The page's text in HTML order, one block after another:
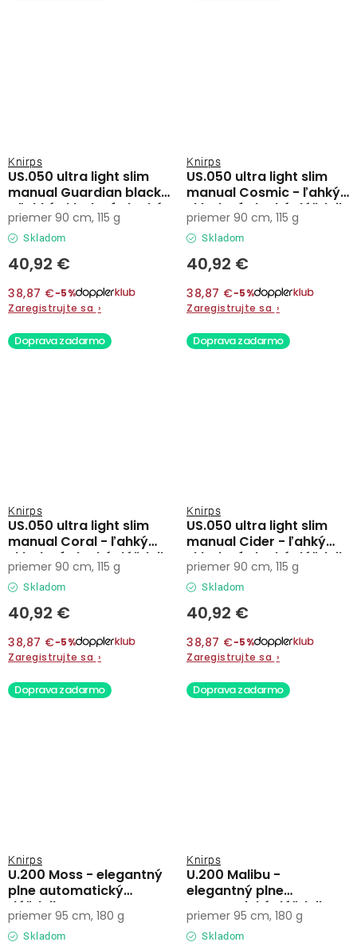
US.050 ultra light slim
manual Guardian black
- ľahký skladací plochý
dáždnik
Knirps
Skladom
40,92 €
38,87 €−5%
Zaregistrujte sa ›
priemer 90 cm, 115 g
US.050 ultra light slim
manual Cosmic - ľahký
skladací plochý dáždnik
Knirps
Skladom
40,92 €
38,87 €−5%
Zaregistrujte sa ›
priemer 90 cm, 115 g
Doprava zadarmo
US.050 ultra light slim
manual Coral - ľahký
skladací plochý dáždnik
Knirps
Skladom
40,92 €
38,87 €−5%
Zaregistrujte sa ›
priemer 90 cm, 115 g
Doprava zadarmo
US.050 ultra light slim
manual Cider - ľahký
skladací plochý dáždnik
Knirps
Skladom
40,92 €
38,87 €−5%
Zaregistrujte sa ›
priemer 90 cm, 115 g
Doprava zadarmo
U.200 Moss - elegantný
plne automatický
dáždnik
Knirps
Skladom
priemer 95 cm, 180 g
Doprava zadarmo
U.200 Malibu -
elegantný plne
automatický dáždnik
Knirps
Skladom
priemer 95 cm, 180 g